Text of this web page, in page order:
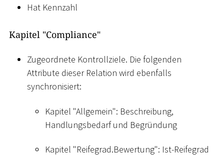
Hat Kennzahl
Kapitel "Compliance"
Zugeordnete Kontrollziele. Die folgenden
Attribute dieser Relation wird ebenfalls
synchronisiert:
Kapitel "Allgemein": Beschreibung,
Handlungsbedarf und Begründung
Kapitel "Reifegrad.Bewertung": Ist-Reifegrad